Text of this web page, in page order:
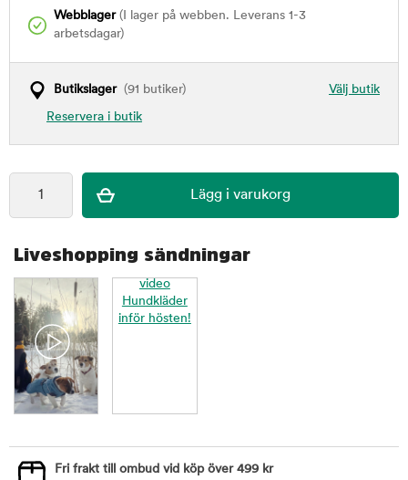
Webblager(I lager på webben. Leverans 1-3
arbetsdagar)
Välj butik
Butikslager(91 butiker)
Reservera i butik
Liveshopping sändningar
Fri frakt till ombud vid köp över 499 kr